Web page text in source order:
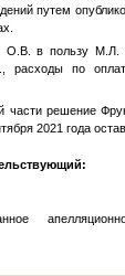
путем
О.В. в пользу М.Л.
расходы по
части решение
2021 года